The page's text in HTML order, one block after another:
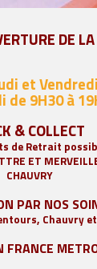
DE
et
de 9H30 à
& COLLECT
de Retrait
ET
CHAUVRY
PAR NOS
Chauvry
FRANCE